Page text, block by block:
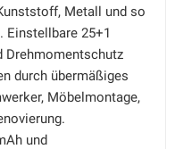
Metall und so
Einstellbare 25+1
Drehmomentschutz
durch übermäßiges
Möbelmontage,
und